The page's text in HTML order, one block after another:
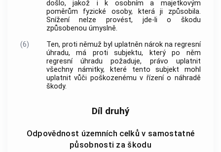
došlo, jakož i k osobním a majetkovým
poměrům fyzické osoby, která ji způsobila.
Snížení nelze provést, jde-li o škodu
způsobenou úmyslně.
(6)
Ten, proti němuž byl uplatněn nárok na regresní
úhradu, má proti subjektu, který po něm
regresní úhradu požaduje, právo uplatnit
všechny námitky, které tento subjekt mohl
uplatnit vůči poškozenému v řízení o náhradě
škody.
Díl druhý
Odpovědnost územních celků v samostatné
působnosti za škodu